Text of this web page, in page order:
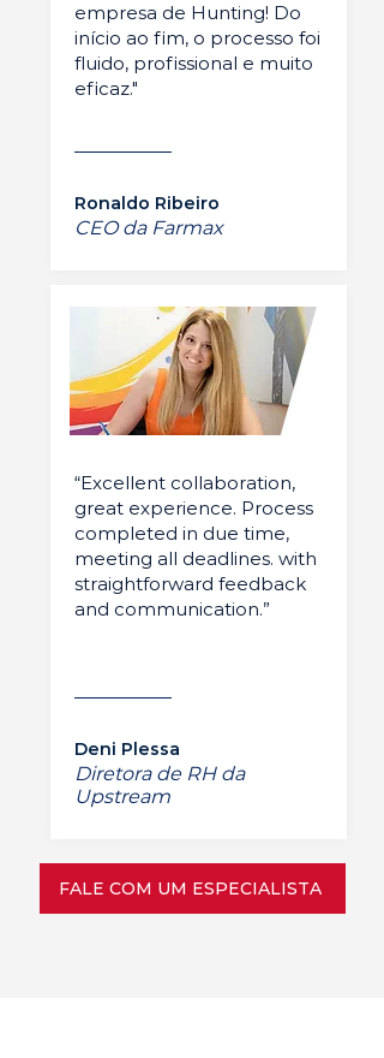
empresa de Hunting! Do
início ao fim, o processo foi
fluido, profissional e muito
eficaz."
Ronaldo Ribeiro
CEO da Farmax
“Excellent collaboration,
great experience. Process
completed in due time,
meeting all deadlines. with
straightforward feedback
and communication.”
Deni Plessa
Diretora de RH da
Upstream
FALE COM UM ESPECIALISTA